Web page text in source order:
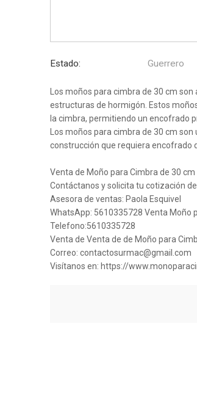
Estado: Guerrero
Los moños para cimbra de 30 cm
estructuras de hormigón. Estos
la cimbra, permitiendo un encofrado
Los moños para cimbra de 30 cm
construcción que requiera encofrado
Venta de Moño para Cimbra de 30 cm
Contáctanos y solicita tu cotización
Asesora de ventas: Paola Esquivel
WhatsApp: 5610335728 Venta Moño
Telefono:5610335728
Venta de Venta de de Moño para
Correo: contactosurmac@gmail.com
Visítanos en: https://